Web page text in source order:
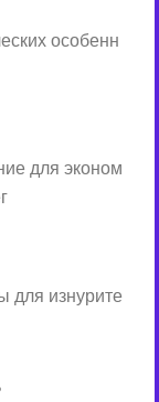
особенн
для эконом
для изнурите